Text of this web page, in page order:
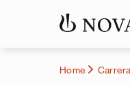
Home